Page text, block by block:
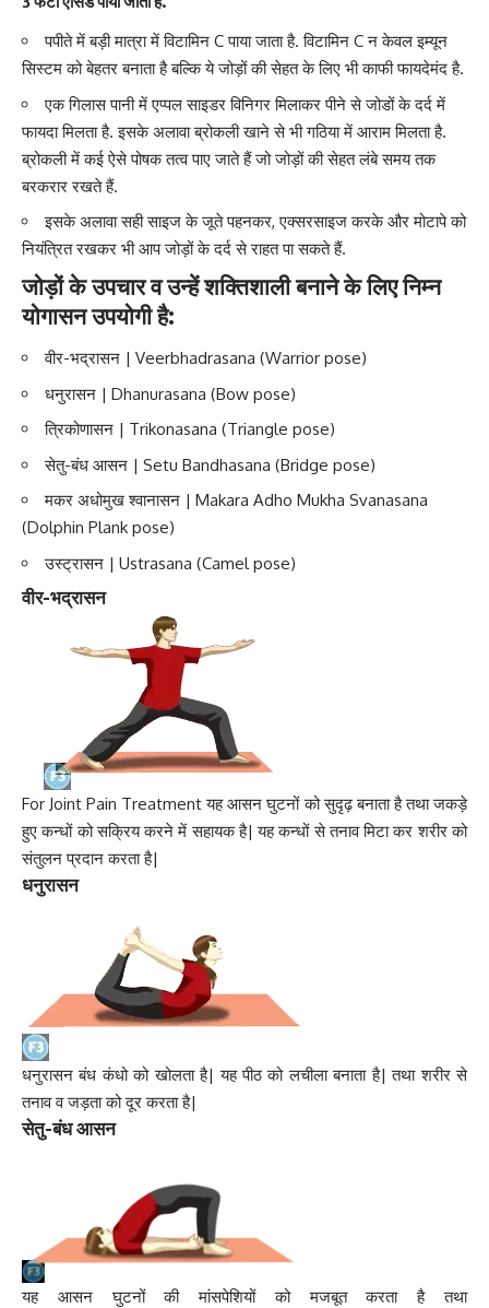
पपीते में बड़ी मात्रा में विटामिन C पाया जाता है. विटामिन C न केवल इम्यून
सिस्टम को बेहतर बनाता है बल्क‍ि ये जोड़ों की सेहत के लिए भी काफी फायदेमंद है.
एक गि‍लास पानी में एप्पल साइडर विनिगर मिलाकर पीने से जोडों के दर्द में
फायदा मिलता है. इसके अलावा ब्रोकली खाने से भी गठिया में आराम मिलता है.
ब्रोकली में कई ऐसे पोषक तत्व पाए जाते हैं जो जोड़ों की सेहत लंबे समय तक
बरकरार रखते हैं.
इसके अलावा सही साइज के जूते पहनकर, एक्सरसाइज करके और मोटापे को
नियंत्रित रखकर भी आप जोड़ों के दर्द से राहत पा सकते हैं.
जोड़ों के उपचार व उन्हें शक्तिशाली बनाने के लिए निम्न
योगासन उपयोगी है:
वीर-भद्रासन | Veerbhadrasana (Warrior pose)
धनुरासन | Dhanurasana (Bow pose)
त्रिकोणासन | Trikonasana (Triangle pose)
सेतु-बंध आसन | Setu Bandhasana (Bridge pose)
मकर अधोमुख श्वानासन | Makara Adho Mukha Svanasana
(Dolphin Plank pose)
उस्ट्रासन | Ustrasana (Camel pose)
वीर-भद्रासन
For Joint Pain Treatment यह आसन घुटनों को सुदृढ़ बनाता है तथा जकड़े
हुए कन्धों को सक्रिय करने में सहायक है| यह कन्धों से तनाव मिटा कर शरीर को
संतुलन प्रदान करता है|
धनुरासन
धनुरासन बंध कंधो को खोलता है| यह पीठ को लचीला बनाता है| तथा शरीर से
तनाव व जड़ता को दूर करता है|
सेतु-बंध आसन
यह आसन घुटनों की मांसपेशियों को मजबूत करता है तथा